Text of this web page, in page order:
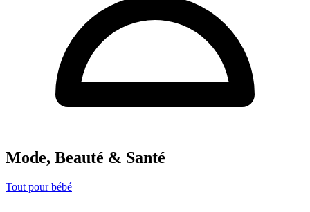
Mode, Beauté & Santé
Tout pour bébé